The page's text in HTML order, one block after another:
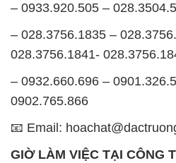
– 0933.920.505 –
– 028.3756.1835 –
028.3756.1841-
– 0932.660.696 –
0902.765.866
📧 Email:
GIỜ LÀM VIỆC TẠI CÔNG